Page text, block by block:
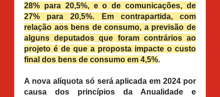
28% para 20,5%, e o de comunicações, de
27% para 20,5%. Em contrapartida, com
relação aos bens de consumo, a previsão de
alguns deputados que foram contrários ao
projeto é de que a proposta impacte o custo
final dos bens de consumo em 4,5%.
A nova alíquota só será aplicada em 2024 por
causa dos princípios da Anualidade e